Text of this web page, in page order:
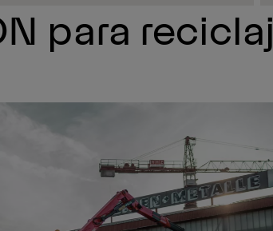
para